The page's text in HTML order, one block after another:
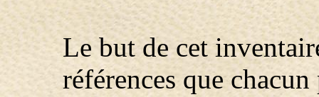
Le but de cet
références que